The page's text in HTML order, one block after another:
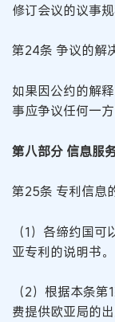
修订会议的议事
第24条 争议的解
如果因公约的解
事应争议任何一
第八部分 信息服
第25条 专利信息
（1）各缔约国
亚专利的说明书。
（2）根据本条
费提供欧亚局的出